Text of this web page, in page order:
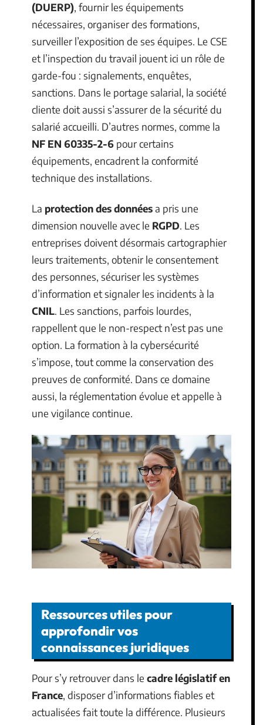
(DUERP), fournir les équipements
nécessaires, organiser des formations,
surveiller l’exposition de ses équipes. Le CSE
et l’inspection du travail jouent ici un rôle de
garde-fou : signalements, enquêtes,
sanctions. Dans le portage salarial, la société
cliente doit aussi s’assurer de la sécurité du
salarié accueilli. D’autres normes, comme la
NF EN 60335-2-6 pour certains
équipements, encadrent la conformité
technique des installations.
La protection des donnéesa pris une
dimension nouvelle avec le RGPD. Les
entreprises doivent désormais cartographier
leurs traitements, obtenir le consentement
des personnes, sécuriser les systèmes
d’information et signaler les incidents à la
CNIL. Les sanctions, parfois lourdes,
rappellent que le non-respect n’est pas une
option. La formation à la cybersécurité
s’impose, tout comme la conservation des
preuves de conformité. Dans ce domaine
aussi, la réglementation évolue et appelle à
une vigilance continue.
Ressources utiles pour
approfondir vos
connaissances juridiques
Pour s’y retrouver dans le cadre législatif en
France, disposer d’informations fiables et
actualisées fait toute la différence. Plusieurs